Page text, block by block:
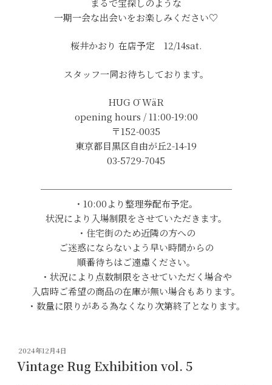
まるで宝探しのような
一期一会な出会いをお楽しみください♡
桜井かおり 在店予定 12/14sat.
スタッフ一同お待ちしております。
HUG Ō WäR
opening hours / 11:00-19:00
〒152-0035
東京都目黒区自由が丘2-14-19
03-5729-7045
─────────────────────
・10:00より整理券配布予定。
状況により入場制限をさせていただきます。
・住宅街のため近隣の方への
ご迷惑にならないよう早い時間からの
順番待ちはご遠慮ください。
・状況により点数制限をさせていただく場合や
入店時ご希望の商品の在庫が無い場合もあります。
・数量に限りがある為なくなり次第終了となります。
投
稿
日:
2024年12月4日
Vintage Rug Exhibition vol. 5